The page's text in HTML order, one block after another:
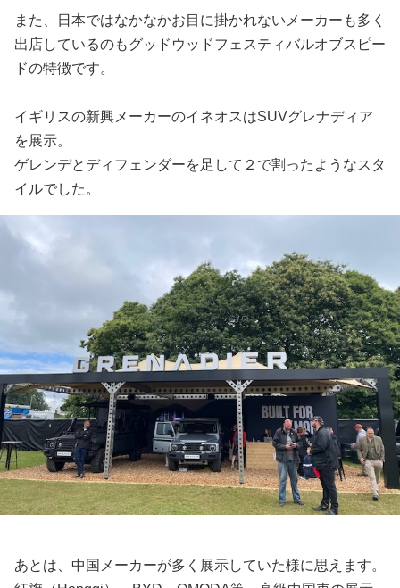
また、日本ではなかなかお目に掛かれないメーカーも多く
出店しているのもグッドウッドフェスティバルオブスピー
ドの特徴です。
イギリスの新興メーカーのイネオスはSUVグレナディア
を展示。
ゲレンデとディフェンダーを足して２で割ったようなスタ
イルでした。
あとは、中国メーカーが多く展示していた様に思えます。